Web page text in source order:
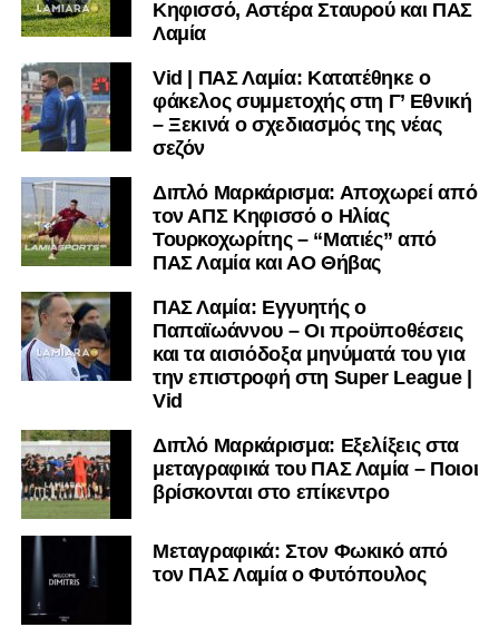
υπόλοιπο κόσμο. Ακολουθήστε το lamiara.gr στο
μαθαίνετε σε χρόνο dt όλα τα νέα.
Κηφισσό, Αστέρα Σταυρού και ΠΑΣ
Λαμία
Vid | ΠΑΣ Λαμία: Κατατέθηκε ο
φάκελος συμμετοχής στη Γ’ Εθνική
– Ξεκινά ο σχεδιασμός της νέας
σεζόν
Διπλό Μαρκάρισμα: Αποχωρεί από
τον ΑΠΣ Κηφισσό ο Ηλίας
Τουρκοχωρίτης – “Ματιές” από
ΠΑΣ Λαμία και ΑΟ Θήβας
ΠΑΣ Λαμία: Εγγυητής ο
Παπαϊωάννου – Οι προϋποθέσεις
και τα αισιόδοξα μηνύματά του για
την επιστροφή στη Super League |
Vid
Διπλό Μαρκάρισμα: Εξελίξεις στα
μεταγραφικά του ΠΑΣ Λαμία – Ποιοι
βρίσκονται στο επίκεντρο
Μεταγραφικά: Στον Φωκικό από
τον ΠΑΣ Λαμία ο Φυτόπουλος